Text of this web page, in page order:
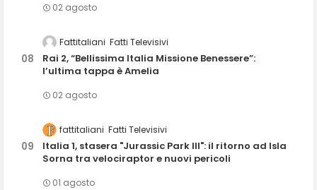
02 agosto
Fattitaliani Fatti Televisivi
Rai 2, “Bellissima Italia Missione Benessere”:
l’ultima tappa è Amelia
02 agosto
fattitaliani Fatti Televisivi
Italia 1, stasera "Jurassic Park III": il ritorno ad Isla
Sorna tra velociraptor e nuovi pericoli
01 agosto